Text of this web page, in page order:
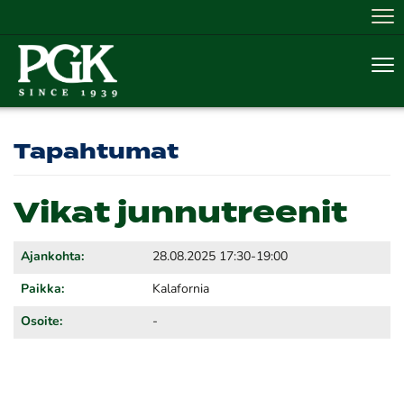
Tapahtumat
Vikat junnutreenit
Ajankohta: 28.08.2025 17:30-19:00
Paikka: Kalafornia
Osoite: -